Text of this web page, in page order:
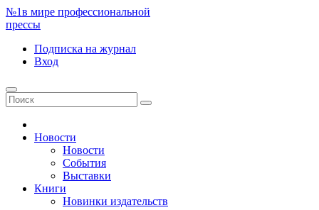
№1в мире профессиональной
прессы
Подписка на журнал
Вход
Новости
Новости
События
Выставки
Книги
Новинки издательств